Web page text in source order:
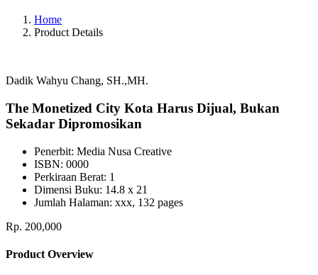
Home
Product Details
Dadik Wahyu Chang, SH.,MH.
The Monetized City Kota Harus Dijual, Bukan
Sekadar Dipromosikan
Penerbit: Media Nusa Creative
ISBN: 0000
Perkiraan Berat: 1
Dimensi Buku: 14.8 x 21
Jumlah Halaman: xxx, 132 pages
Rp. 200,000
Product Overview